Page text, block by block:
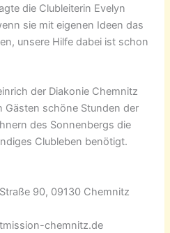
die Clubleiterin Evelyn
sie mit eigenen Ideen das
unsere Hilfe dabei ist schon
der Diakonie Chemnitz
Gästen schöne Stunden der
des Sonnenbergs die
Clubleben benötigt.
90, 09130 Chemnitz
chemnitz.de